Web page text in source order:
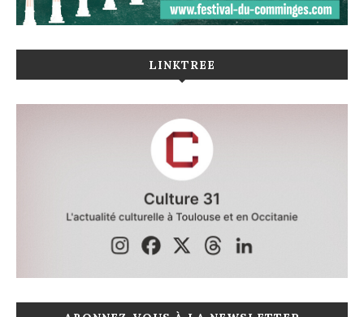
LINKTREE